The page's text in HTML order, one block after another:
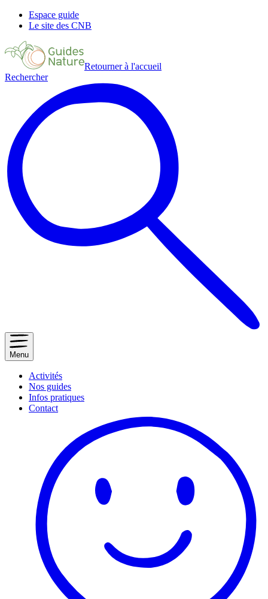
Espace guide
Le site des CNB
Retourner à l'accueil
Rechercher
Menu
Activités
Nos guides
Infos pratiques
Contact